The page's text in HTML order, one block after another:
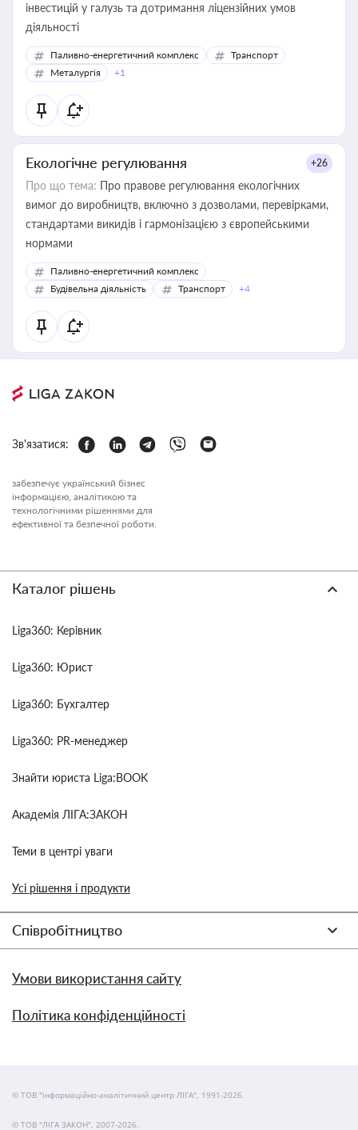
інвестицій у галузь та дотримання ліцензійних умов
діяльності
Паливно-енергетичний комплекс
Транспорт
Металургія
+1
Екологічне регулювання +26
Про що тема: Про правове регулювання екологічних
вимог до виробництв, включно з дозволами, перевірками,
стандартами викидів і гармонізацією з європейськими
нормами
Паливно-енергетичний комплекс
Будівельна діяльність
Транспорт +4
Зв'язатися:
забезпечує український бізнес
інформацією, аналітикою та
технологічними рішеннями для
ефективної та безпечної роботи.
Каталог рішень
Liga360: Керівник
Liga360: Юрист
Liga360: Бухгалтер
Liga360: PR-менеджер
Знайти юриста Liga:BOOK
Академія ЛІГА:ЗАКОН
Теми в центрі уваги
Усі рішення і продукти
Співробітництво
Умови використання сайту
Політика конфіденційності
© ТОВ "інформаційно-аналітичний центр ЛІГА", 1991-2026.
© ТОВ "ЛІГА ЗАКОН", 2007-2026.